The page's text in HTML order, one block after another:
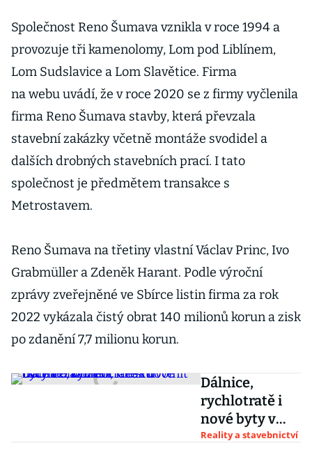
Společnost Reno Šumava vznikla v roce 1994 a
provozuje tři kamenolomy, Lom pod Liblínem,
Lom Sudslavice a Lom Slavětice. Firma
na webu uvádí, že v roce 2020 se z firmy vyčlenila
firma Reno Šumava stavby, která převzala
stavební zakázky včetně montáže svodidel a
dalších drobných stavebních prací. I tato
společnost je předmětem transakce s
Metrostavem.
Reno Šumava na třetiny vlastní Václav Princ, Ivo
Grabmüller a Zdeněk Harant. Podle výroční
zprávy zveřejněné ve Sbírce listin firma za rok
2022 vykázala čistý obrat 140 milionů korun a zisk
po zdanění 7,7 milionu korun.
Dálnice,
rychlotratě i
nové byty v
ohrožení.
Reality a stavebnictví